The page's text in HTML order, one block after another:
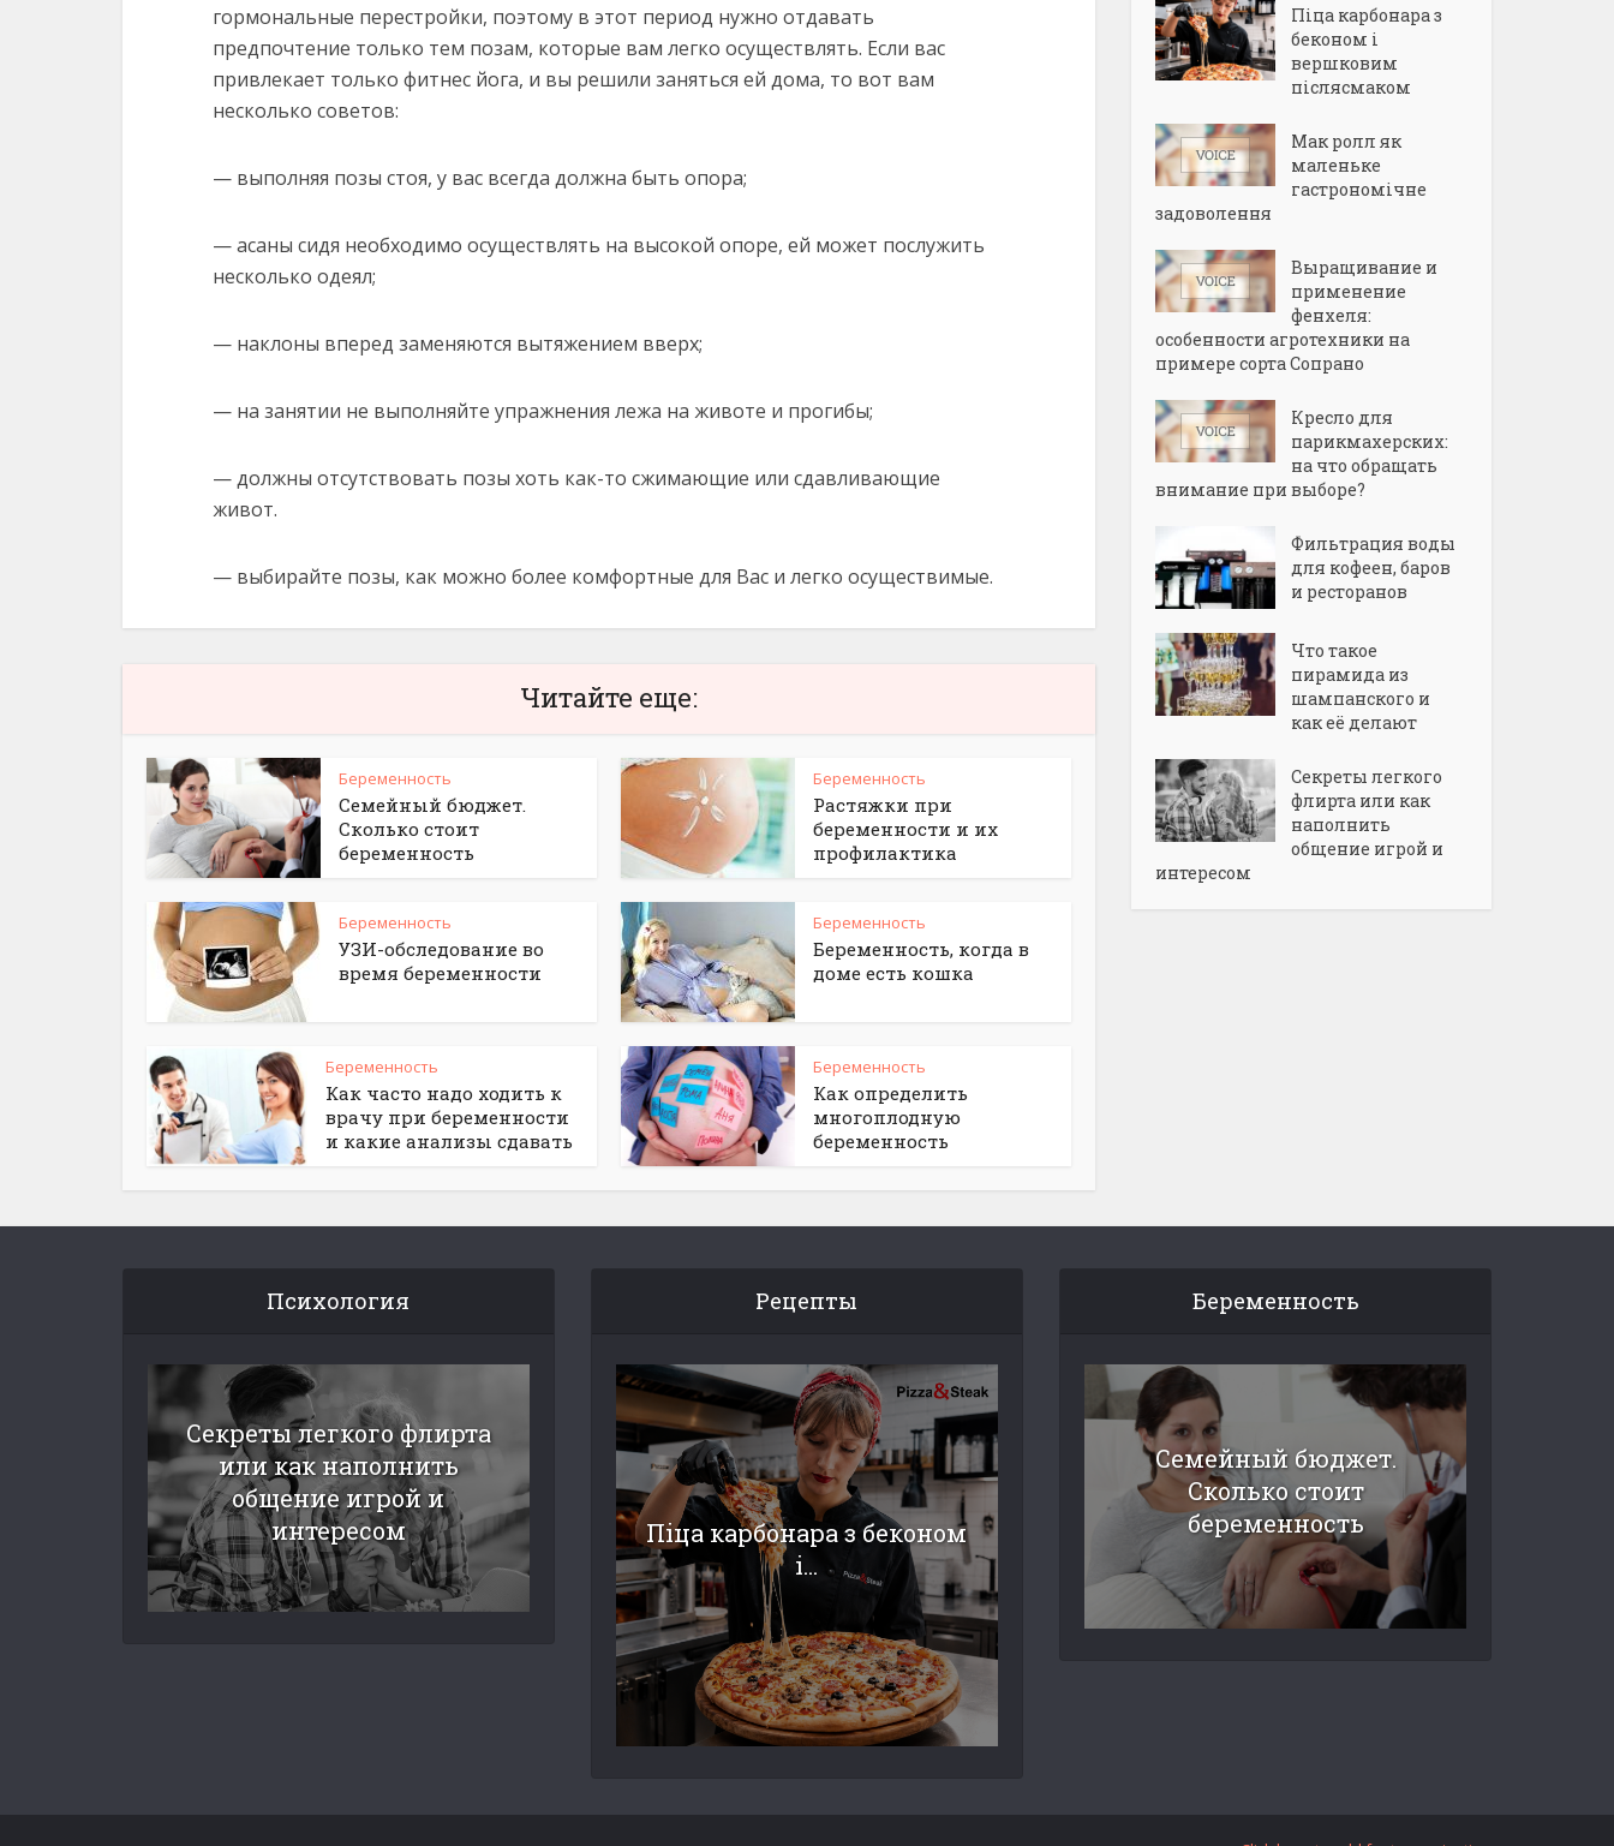
гормональные перестройки, поэтому в этот период нужно отдавать
предпочтение только тем позам, которые вам легко осуществлять. Если вас
привлекает только фитнес йога, и вы решили заняться ей дома, то вот вам
несколько советов:
— выполняя позы стоя, у вас всегда должна быть опора;
— асаны сидя необходимо осуществлять на высокой опоре, ей может послужить
несколько одеял;
— наклоны вперед заменяются вытяжением вверх;
— на занятии не выполняйте упражнения лежа на животе и прогибы;
— должны отсутствовать позы хоть как-то сжимающие или сдавливающие
живот.
— выбирайте позы, как можно более комфортные для Вас и легко осуществимые.
Читайте еще:
Беременность
Семейный бюджет.
Сколько стоит
беременность
Беременность
Растяжки при
беременности и их
профилактика
Беременность
УЗИ-обследование во
время беременности
Беременность
Беременность, когда в
доме есть кошка
Беременность
Как часто надо ходить к
врачу при беременности
и какие анализы сдавать
Беременность
Как определить
многоплодную
беременность
Піца карбонара з
беконом і
вершковим
післясмаком
Мак ролл як
маленьке
гастрономічне
задоволення
Выращивание и
применение
фенхеля:
особенности агротехники на
примере сорта Сопрано
Кресло для
парикмахерских:
на что обращать
внимание при выборе?
Фильтрация воды
для кофеен, баров
и ресторанов
Что такое
пирамида из
шампанского и
как её делают
Секреты легкого
флирта или как
наполнить
общение игрой и
интересом
Психология
Секреты легкого флирта
или как наполнить
общение игрой и
интересом
Рецепты
Піца карбонара з беконом
і...
Беременность
Семейный бюджет.
Сколько стоит
беременность